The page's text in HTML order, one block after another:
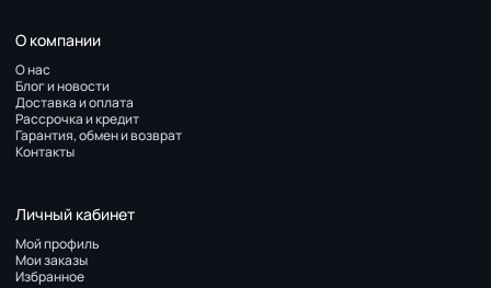
О компании
О нас
Блог и новости
Доставка и оплата
Рассрочка и кредит
Гарантия, обмен и возврат
Контакты
Личный кабинет
Мой профиль
Мои заказы
Избранное